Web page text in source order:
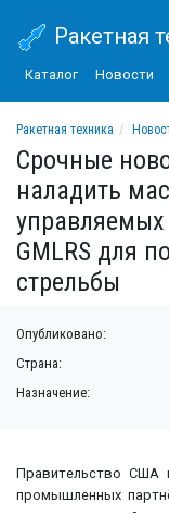
Ракетная
Каталог Новости
Ракетная техника
Срочные новости: США
Срочные
наладить
GMLRS для
стрельбы
Опубликовано:
Страна:
Назначение:
Правительство США
промышленных